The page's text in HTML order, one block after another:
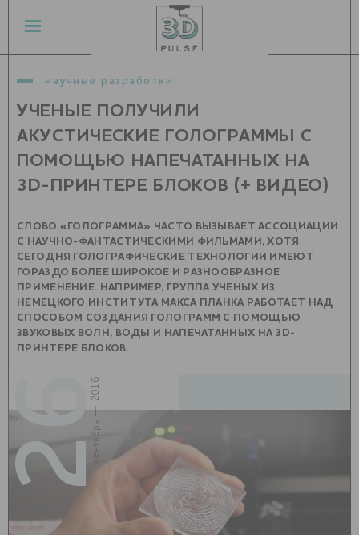
научные разработки
УЧЕНЫЕ ПОЛУЧИЛИ
АКУСТИЧЕСКИЕ ГОЛОГРАММЫ С
ПОМОЩЬЮ НАПЕЧАТАННЫХ НА
3D-ПРИНТЕРЕ БЛОКОВ (+ ВИДЕО)
СЛОВО «ГОЛОГРАММА» ЧАСТО ВЫЗЫВАЕТ АССОЦИАЦИИ
С НАУЧНО-ФАНТАСТИЧЕСКИМИ ФИЛЬМАМИ, ХОТЯ
СЕГОДНЯ ГОЛОГРАФИЧЕСКИЕ ТЕХНОЛОГИИ ИМЕЮТ
ГОРАЗДО БОЛЕЕ ШИРОКОЕ И РАЗНООБРАЗНОЕ
ПРИМЕНЕНИЕ. НАПРИМЕР, ГРУППА УЧЕНЫХ ИЗ
НЕМЕЦКОГО ИНСТИТУТА МАКСА ПЛАНКА РАБОТАЕТ НАД
СПОСОБОМ СОЗДАНИЯ ГОЛОГРАММ С ПОМОЩЬЮ
ЗВУКОВЫХ ВОЛН, ВОДЫ И НАПЕЧАТАННЫХ НА 3D-
ПРИНТЕРЕ БЛОКОВ.
26
сентябрь — 2016